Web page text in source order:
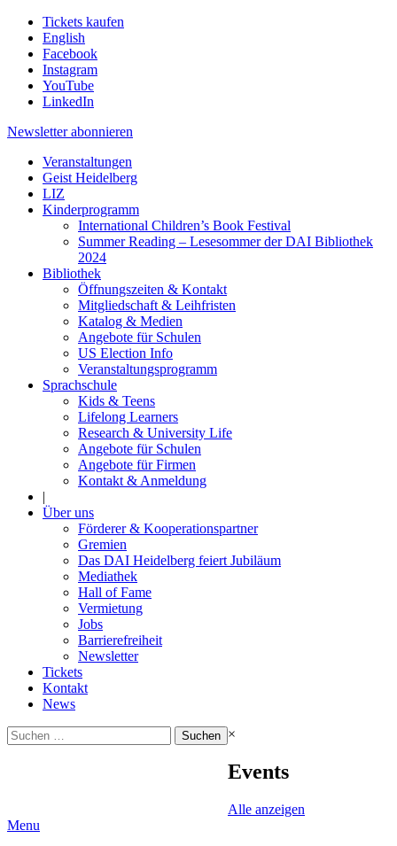
Tickets kaufen
English
Facebook
Instagram
YouTube
LinkedIn
Newsletter abonnieren
Veranstaltungen
Geist Heidelberg
LIZ
Kinderprogramm
International Children’s Book Festival
Summer Reading – Lesesommer der DAI Bibliothek
2024
Bibliothek
Öffnungszeiten & Kontakt
Mitgliedschaft & Leihfristen
Katalog & Medien
Angebote für Schulen
US Election Info
Veranstaltungsprogramm
Sprachschule
Kids & Teens
Lifelong Learners
Research & University Life
Angebote für Schulen
Angebote für Firmen
Kontakt & Anmeldung
|
Über uns
Förderer & Kooperationspartner
Gremien
Das DAI Heidelberg feiert Jubiläum
Mediathek
Hall of Fame
Vermietung
Jobs
Barrierefreiheit
Newsletter
Tickets
Kontakt
News
Suchen
nach:
×
Events
Alle anzeigen
Menu